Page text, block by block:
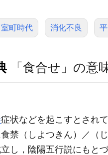
室町時代 消化不良
「食合せ」の意
症状などを起こすとされ
禁（しよつきん）／
し，陰陽五行説にもと